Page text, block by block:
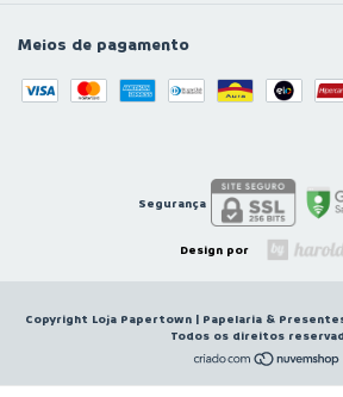
Meios de pagamento
Segurança
Design por
Copyright Loja Papertown | Papelaria &
Todos os direitos